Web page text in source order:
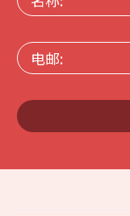
称:
电
邮: